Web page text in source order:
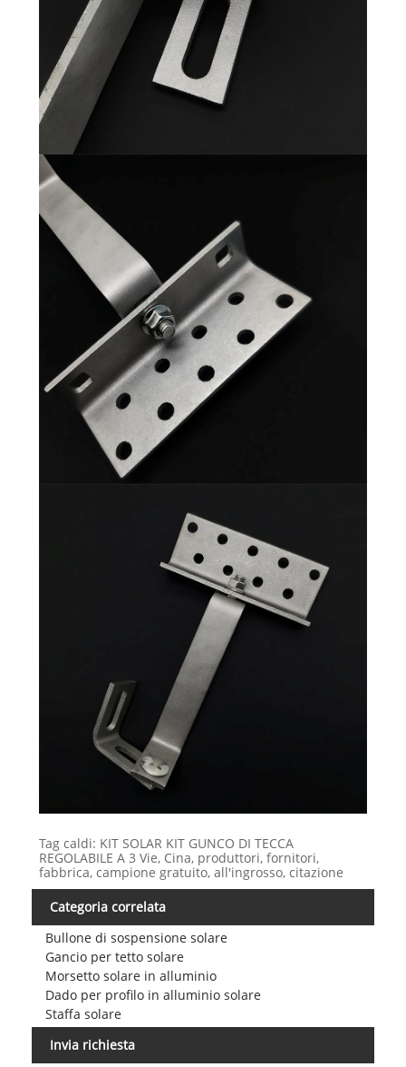
Tag caldi: KIT SOLAR KIT GUNCO DI TECCA
REGOLABILE A 3 Vie, Cina, produttori, fornitori,
fabbrica, campione gratuito, all'ingrosso, citazione
Categoria correlata
Bullone di sospensione solare
Gancio per tetto solare
Morsetto solare in alluminio
Dado per profilo in alluminio solare
Staffa solare
Invia richiesta